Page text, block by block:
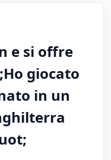
e si offre
giocato
in un